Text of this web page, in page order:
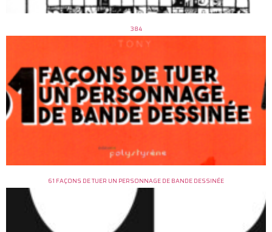
384
61 FAÇONS DE TUER UN PERSONNAGE DE BANDE DESSINÉE